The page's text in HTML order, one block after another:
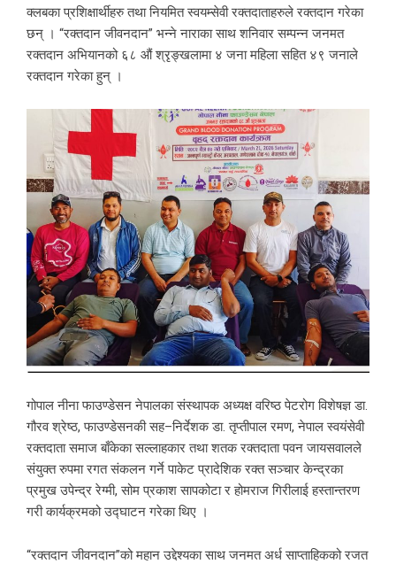
क्लबका प्रशिक्षार्थीहरु तथा नियमित स्वयम्सेवी रक्तदाताहरुले रक्तदान गरेका
छन् । “रक्तदान जीवनदान” भन्ने नाराका साथ शनिवार सम्पन्न जनमत
रक्तदान अभियानको ६८ औं श्रृङ्खलामा ४ जना महिला सहित ४९ जनाले
रक्तदान गरेका हुन् ।
गोपाल नीना फाउण्डेसन नेपालका संस्थापक अध्यक्ष वरिष्ठ पेटरोग विशेषज्ञ डा.
गौरव श्रेष्ठ, फाउण्डेसनकी सह–निर्देशक डा. तृप्तीपाल रमण, नेपाल स्वयंसेवी
रक्तदाता समाज बाँकेका सल्लाहकार तथा शतक रक्तदाता पवन जायसवालले
संयुक्त रुपमा रगत संकलन गर्ने पाकेट प्रादेशिक रक्त सञ्चार केन्द्रका
प्रमुख उपेन्द्र रेग्मी, सोम प्रकाश सापकोटा र होमराज गिरीलाई हस्तान्तरण
गरी कार्यक्रमको उद्घाटन गरेका थिए ।
“रक्तदान जीवनदान”को महान उद्देश्यका साथ जनमत अर्ध साप्ताहिकको रजत